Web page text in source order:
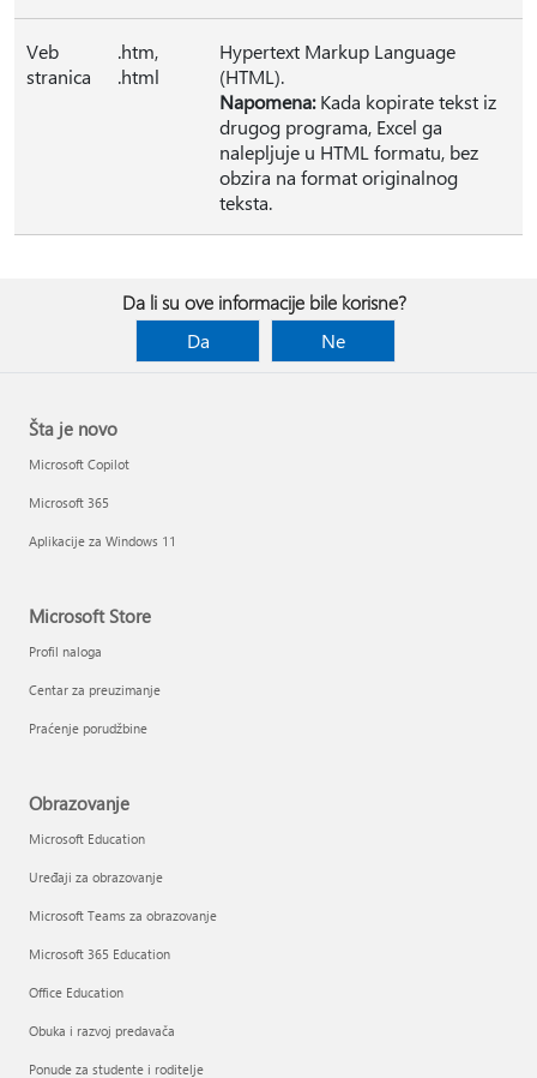
Veb
stranica
.htm,
.html
Hypertext Markup Language
(HTML).
Napomena:Kada kopirate tekst iz
drugog programa, Excel ga
nalepljuje u HTML formatu, bez
obzira na format originalnog
teksta.
Da li su ove informacije bile korisne?
Da
Ne
Šta je novo
Microsoft Copilot
Microsoft 365
Aplikacije za Windows 11
Microsoft Store
Profil naloga
Centar za preuzimanje
Praćenje porudžbine
Obrazovanje
Microsoft Education
Uređaji za obrazovanje
Microsoft Teams za obrazovanje
Microsoft 365 Education
Office Education
Obuka i razvoj predavača
Ponude za studente i roditelje